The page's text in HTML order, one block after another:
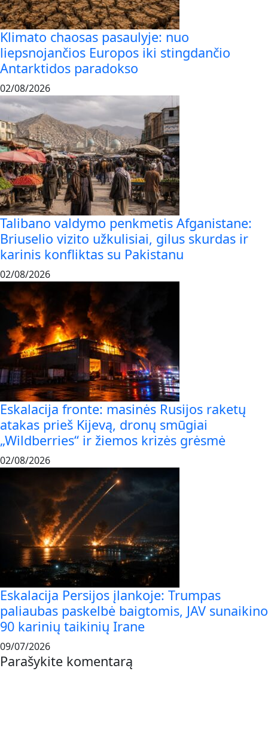
Klimato chaosas pasaulyje: nuo
liepsnojančios Europos iki stingdančio
Antarktidos paradokso
02/08/2026
Talibano valdymo penkmetis Afganistane:
Briuselio vizito užkulisiai, gilus skurdas ir
karinis konfliktas su Pakistanu
02/08/2026
Eskalacija fronte: masinės Rusijos raketų
atakas prieš Kijevą, dronų smūgiai
„Wildberries“ ir žiemos krizės grėsmė
02/08/2026
Eskalacija Persijos įlankoje: Trumpas
paliaubas paskelbė baigtomis, JAV sunaikino
90 karinių taikinių Irane
09/07/2026
Parašykite komentarą